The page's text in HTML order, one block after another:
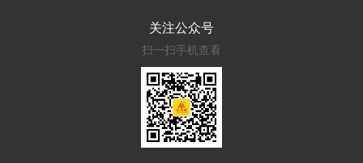
关注公众号
扫一扫手机查看